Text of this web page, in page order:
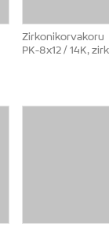
Zirkonikorvakoru
PK-8x12 / 14K,